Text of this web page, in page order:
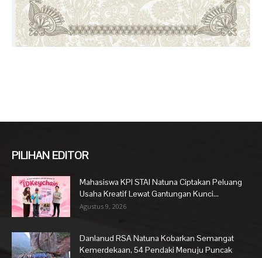
PILIHAN EDITOR
Mahasiswa KPI STAI Natuna Ciptakan Peluang
Usaha Kreatif Lewat Gantungan Kunci...
Agustus 9, 2026
Danlanud RSA Natuna Kobarkan Semangat
Kemerdekaan, 54 Pendaki Menuju Puncak